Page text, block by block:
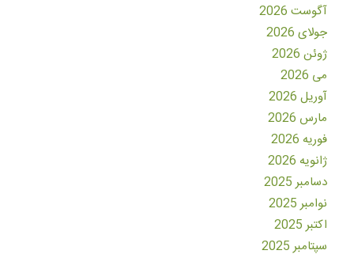
آگوست 2026
جولای 2026
ژوئن 2026
می 2026
آوریل 2026
مارس 2026
فوریه 2026
ژانویه 2026
دسامبر 2025
نوامبر 2025
اکتبر 2025
سپتامبر 2025